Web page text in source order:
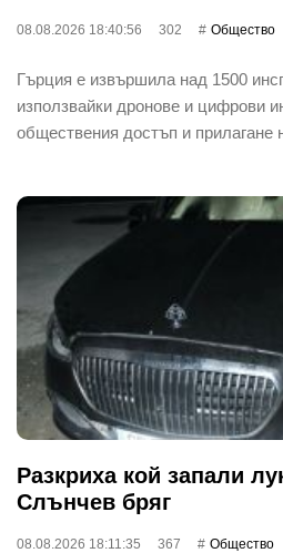
08.08.2026 18:40:56 302 Общество
Гърция е извършила над 1500
използвайки дронове и цифрови
обществения достъп и прилагане
Разкриха кой запали
Слънчев бряг
08.08.2026 18:11:35 367 Общество